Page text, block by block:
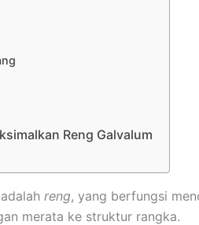
Reng Galvalum
reng, yang berfungsi
merata ke struktur rangka.